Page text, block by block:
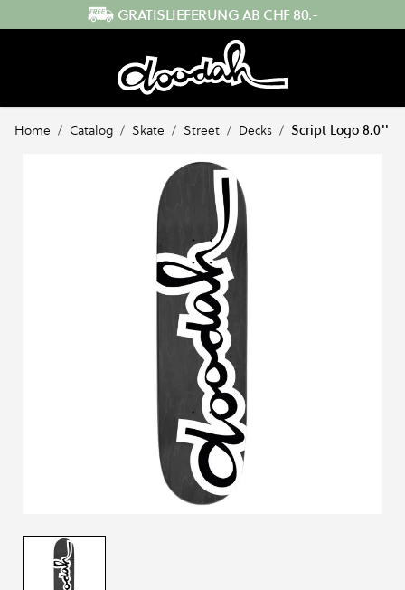
Direkt zum InhaltSCHNELLER VERSAND AUS DER SCHWEIZ
Home / Catalog / Skate / Street / Decks / Script Logo 8.0''